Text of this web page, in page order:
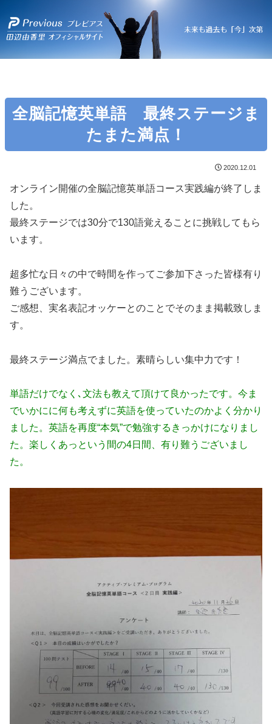
全脳記憶英単語 最終ステージま
たまた満点！
2020.12.01
オンライン開催の全脳記憶英単語コース実践編が終了しま
した。
最終ステージでは30分で130語覚えることに挑戦してもら
います。
超多忙な日々の中で時間を作ってご参加下さった皆様有り
難うございます。
ご感想、実名表記オッケーとのことでそのまま掲載致しま
す。
最終ステージ満点でました。素晴らしい集中力です！
単語だけでなく､文法も教えて頂けて良かったです。今ま
でいかにに何も考えずに英語を使っていたのかよく分かり
ました。英語を再度“本気”で勉強するきっかけになりまし
た。楽しくあっという間の4日間、有り難うございまし
た。